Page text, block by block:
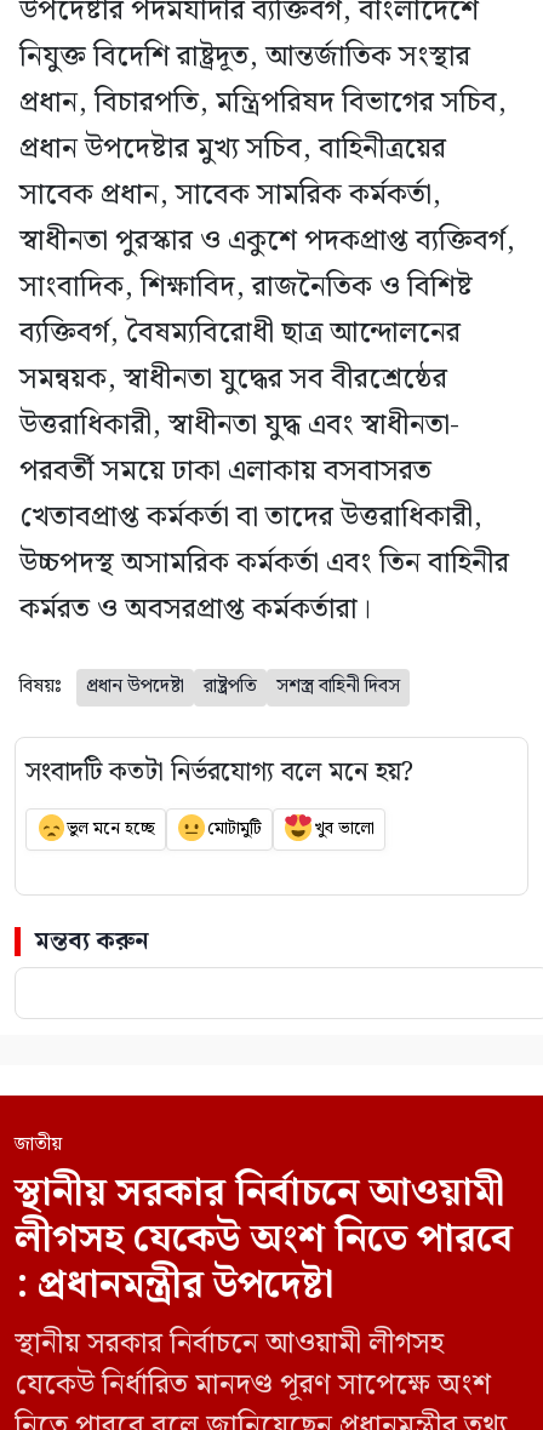
উপদেষ্টার পদমর্যাদার ব্যক্তিবর্গ, বাংলাদেশে
নিযুক্ত বিদেশি রাষ্ট্রদূত, আন্তর্জাতিক সংস্থার
প্রধান, বিচারপতি, মন্ত্রিপরিষদ বিভাগের সচিব,
প্রধান উপদেষ্টার মুখ্য সচিব, বাহিনীত্রয়ের
সাবেক প্রধান, সাবেক সামরিক কর্মকর্তা,
স্বাধীনতা পুরস্কার ও একুশে পদকপ্রাপ্ত ব্যক্তিবর্গ,
সাংবাদিক, শিক্ষাবিদ, রাজনৈতিক ও বিশিষ্ট
ব্যক্তিবর্গ, বৈষম্যবিরোধী ছাত্র আন্দোলনের
সমন্বয়ক, স্বাধীনতা যুদ্ধের সব বীরশ্রেষ্ঠের
উত্তরাধিকারী, স্বাধীনতা যুদ্ধ এবং স্বাধীনতা-
পরবর্তী সময়ে ঢাকা এলাকায় বসবাসরত
খেতাবপ্রাপ্ত কর্মকর্তা বা তাদের উত্তরাধিকারী,
উচ্চপদস্থ অসামরিক কর্মকর্তা এবং তিন বাহিনীর
কর্মরত ও অবসরপ্রাপ্ত কর্মকর্তারা।
বিষয়ঃ প্রধান উপদেষ্টা রাষ্ট্রপতি সশস্ত্র বাহিনী দিবস
সংবাদটি কতটা নির্ভরযোগ্য বলে মনে হয়?
ভুল মনে হচ্ছে মোটামুটি খুব ভালো
মন্তব্য করুন
জাতীয়
স্থানীয় সরকার নির্বাচনে আওয়ামী
লীগসহ যেকেউ অংশ নিতে পারবে
: প্রধানমন্ত্রীর উপদেষ্টা
স্থানীয় সরকার নির্বাচনে আওয়ামী লীগসহ
যেকেউ নির্ধারিত মানদণ্ড পূরণ সাপেক্ষে অংশ